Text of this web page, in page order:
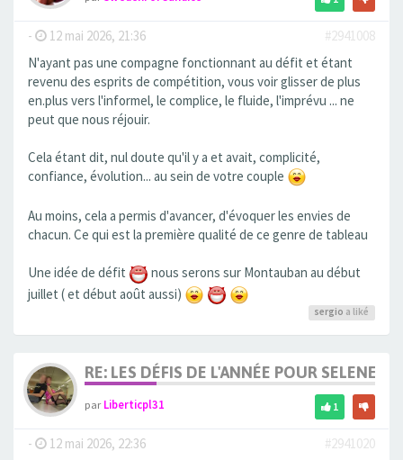
- 12 mai 2026, 21:36
#2941008
N'ayant pas une compagne fonctionnant au défit et étant
revenu des esprits de compétition, vous voir glisser de plus
en.plus vers l'informel, le complice, le fluide, l'imprévu ... ne
peut que nous réjouir.
Cela étant dit, nul doute qu'il y a et avait, complicité,
confiance, évolution... au sein de votre couple
Au moins, cela a permis d'avancer, d'évoquer les envies de
chacun. Ce qui est la première qualité de ce genre de tableau
Une idée de défit
nous serons sur Montauban au début
juillet ( et début août aussi)
sergio a liké
RE: LES DÉFIS DE L'ANNÉE POUR SELENE
parLiberticpl31 1
- 12 mai 2026, 22:36
#2941020